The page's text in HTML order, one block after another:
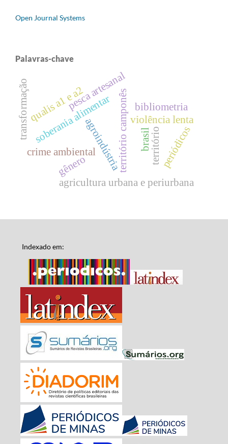
Open Journal Systems
Palavras-chave
território camponêsviolência lenta
agroindústria
soberania alimentar
crime ambiental território
gênero
pesca artesanal
agricultura urbana e periurbana
bibliometria
periódicos
qualis a1 e a2
brasil
transformação
Indexado em: